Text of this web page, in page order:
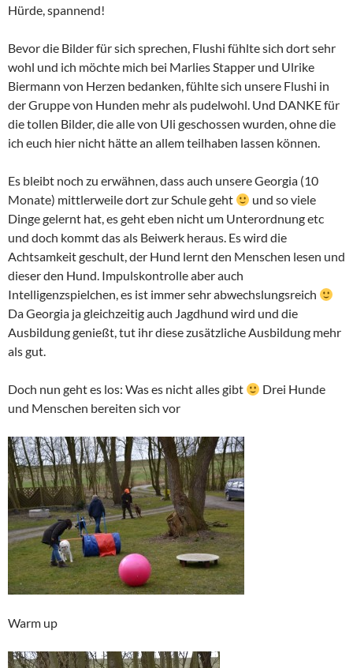
Hürde, spannend!
Bevor die Bilder für sich sprechen, Flushi fühlte sich dort sehr
wohl und ich möchte mich bei Marlies Stapper und Ulrike
Biermann von Herzen bedanken, fühlte sich unsere Flushi in
der Gruppe von Hunden mehr als pudelwohl. Und DANKE für
die tollen Bilder, die alle von Uli geschossen wurden, ohne die
ich euch hier nicht hätte an allem teilhaben lassen können.
Es bleibt noch zu erwähnen, dass auch unsere Georgia (10
Monate) mittlerweile dort zur Schule geht
und so viele
Dinge gelernt hat, es geht eben nicht um Unterordnung etc
und doch kommt das als Beiwerk heraus. Es wird die
Achtsamkeit geschult, der Hund lernt den Menschen lesen und
dieser den Hund. Impulskontrolle aber auch
Intelligenzspielchen, es ist immer sehr abwechslungsreich
Da Georgia ja gleichzeitig auch Jagdhund wird und die
Ausbildung genießt, tut ihr diese zusätzliche Ausbildung mehr
als gut.
Doch nun geht es los: Was es nicht alles gibt
Drei Hunde
und Menschen bereiten sich vor
Warm up